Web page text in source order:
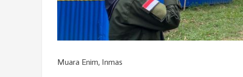
Muara Enim, Inmas